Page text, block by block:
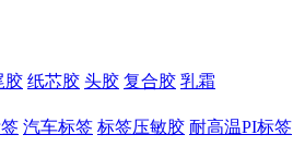
胶 纸芯胶 头胶 复合胶 乳霜
汽车标签 标签压敏胶 耐高温PI标签